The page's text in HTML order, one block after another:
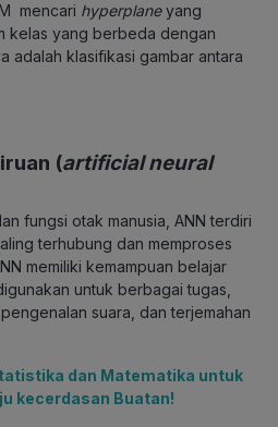
mencari hyperplaneyang
kelas yang berbeda dengan
adalah klasifikasi gambar antara
(artificial neural
fungsi otak manusia, ANN terdiri
terhubung dan memproses
memiliki kemampuan belajar
untuk berbagai tugas,
suara, dan terjemahan
dan Matematika untuk
kecerdasan Buatan!